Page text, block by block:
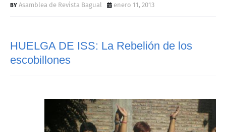
Asamblea de Revista Bagual enero 11, 2013
HUELGA DE ISS: La Rebelión de los
escobillones